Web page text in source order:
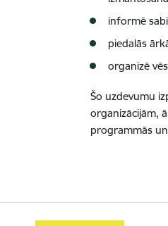
informē
piedalās
organizē
Šo uzdevumu
organizācijām,
programmās